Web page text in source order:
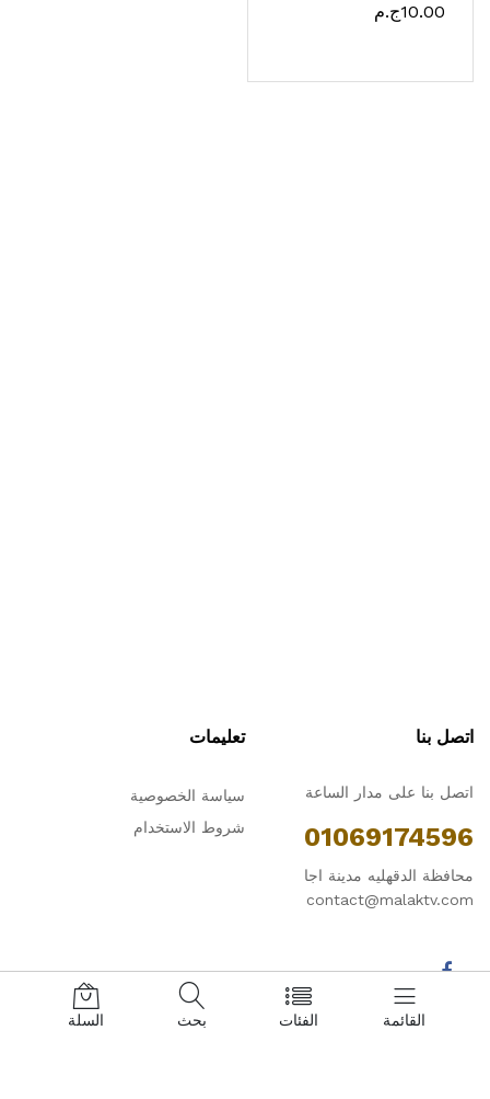
القائمة الفئات بحث السلة
10.00ج.م
اتصل بنا
اتصل بنا على مدار الساعة
01069174596
محافظة الدقهليه مدينة اجا
contact@malaktv.com
تعليمات
سياسة الخصوصية
شروط الاستخدام